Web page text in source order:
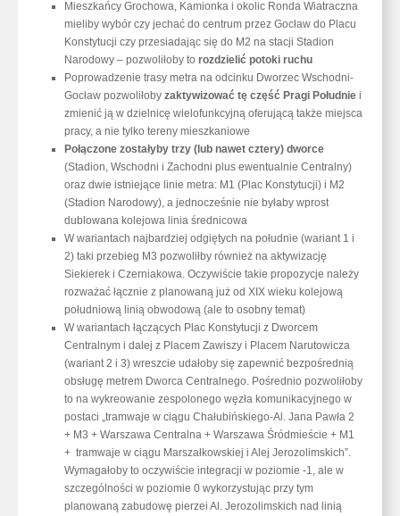
Mieszkańcy Grochowa, Kamionka i okolic Ronda Wiatraczna
mieliby wybór czy jechać do centrum przez Gocław do Placu
Konstytucji czy przesiadając się do M2 na stacji Stadion
Narodowy – pozwoliłoby to rozdzielić potoki ruchu
Poprowadzenie trasy metra na odcinku Dworzec Wschodni-
Gocław pozwoliłoby zaktywizować tę część Pragi Południe i
zmienić ją w dzielnicę wielofunkcyjną oferującą także miejsca
pracy, a nie tylko tereny mieszkaniowe
Połączone zostałyby trzy (lub nawet cztery) dworce
(Stadion, Wschodni i Zachodni plus ewentualnie Centralny)
oraz dwie istniejące linie metra: M1 (Plac Konstytucji) i M2
(Stadion Narodowy), a jednocześnie nie byłaby wprost
dublowana kolejowa linia średnicowa
W wariantach najbardziej odgiętych na południe (wariant 1 i
2) taki przebieg M3 pozwoliłby również na aktywizację
Siekierek i Czerniakowa. Oczywiście takie propozycje należy
rozważać łącznie z planowaną już od XIX wieku kolejową
południową linią obwodową (ale to osobny temat)
W wariantach łączących Plac Konstytucji z Dworcem
Centralnym i dalej z Placem Zawiszy i Placem Narutowicza
(wariant 2 i 3) wreszcie udałoby się zapewnić bezpośrednią
obsługę metrem Dworca Centralnego. Pośrednio pozwoliłoby
to na wykreowanie zespolonego węzła komunikacyjnego w
postaci „tramwaje w ciągu Chałubińskiego-Al. Jana Pawła 2
+ M3 + Warszawa Centralna + Warszawa Śródmieście + M1
+ tramwaje w ciągu Marszałkowskiej i Alej Jerozolimskich”.
Wymagałoby to oczywiście integracji w poziomie -1, ale w
szczególności w poziomie 0 wykorzystując przy tym
planowaną zabudowę pierzei Al. Jerozolimskich nad linią